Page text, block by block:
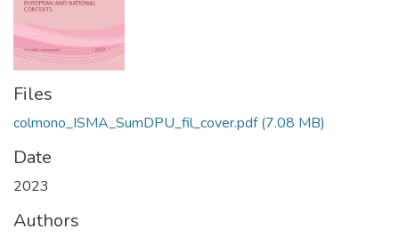
Files
colmono_ISMA_SumDPU_fil_cover.pdf(7.08 MB)
Date
2023
Authors